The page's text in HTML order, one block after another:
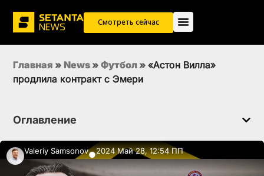
Смотреть сейчас
Главная » News » Футбол » «Астон Вилла»
продлила контракт с Эмери
Оглавление
Valeriy Samsonov●2024 Май 28, 12:54 ПП